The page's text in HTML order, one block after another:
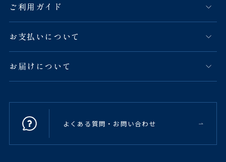
ご利用ガイド
お支払いについて
お届けについて
よくある質問・お問い合わせ